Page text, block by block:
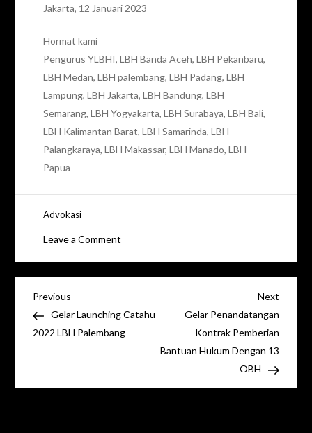
Jakarta, 12 Januari 2023
Hormat kami
Pengurus YLBHI, LBH Banda Aceh, LBH Pekanbaru,
LBH Medan, LBH palembang, LBH Padang, LBH
Lampung, LBH Jakarta, LBH Bandung, LBH
Semarang, LBH Yogyakarta, LBH Surabaya, LBH Bali,
LBH Kalimantan Barat, LBH Samarinda, LBH
Palangkaraya, LBH Makassar, LBH Manado, LBH
Papua
Advokasi
Leave a Comment
Proses
dan
Tindakan
Navigasi
pos
Previous
Post
Previous
Gelar Launching Catahu
2022 LBH Palembang
Next
Post
Next
Gelar Penandatangan
Kontrak Pemberian
Bantuan Hukum Dengan 13
OBH